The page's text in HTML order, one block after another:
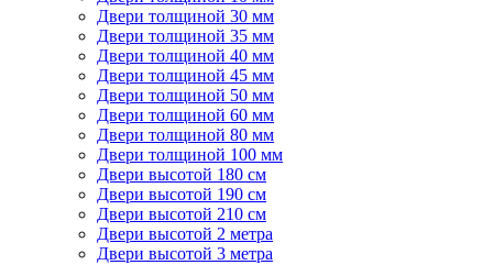
Двери толщиной 30 мм
Двери толщиной 35 мм
Двери толщиной 40 мм
Двери толщиной 45 мм
Двери толщиной 50 мм
Двери толщиной 60 мм
Двери толщиной 80 мм
Двери толщиной 100 мм
Двери высотой 180 см
Двери высотой 190 см
Двери высотой 210 см
Двери высотой 2 метра
Двери высотой 3 метра